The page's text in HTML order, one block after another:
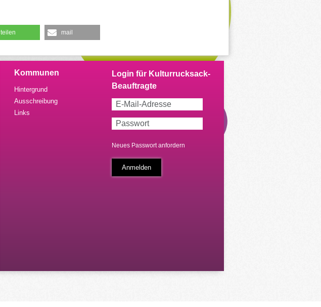
teilen mail
Kommunen
Hintergrund
Ausschreibung
Links
Neues Passwort anfordern